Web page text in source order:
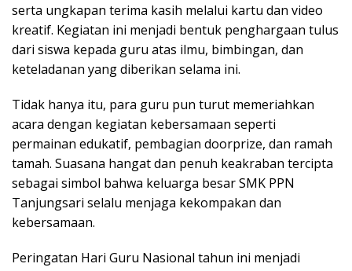
serta ungkapan terima kasih melalui kartu dan video
kreatif. Kegiatan ini menjadi bentuk penghargaan tulus
dari siswa kepada guru atas ilmu, bimbingan, dan
keteladanan yang diberikan selama ini.
Tidak hanya itu, para guru pun turut memeriahkan
acara dengan kegiatan kebersamaan seperti
permainan edukatif, pembagian doorprize, dan ramah
tamah. Suasana hangat dan penuh keakraban tercipta
sebagai simbol bahwa keluarga besar SMK PPN
Tanjungsari selalu menjaga kekompakan dan
kebersamaan.
Peringatan Hari Guru Nasional tahun ini menjadi